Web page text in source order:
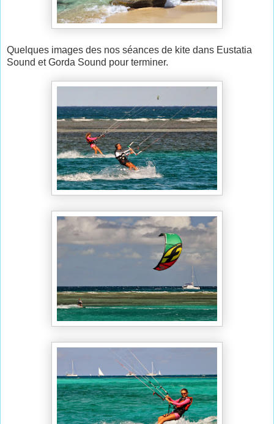
Quelques images des nos séances de kite dans Eustatia
Sound et Gorda Sound pour terminer.